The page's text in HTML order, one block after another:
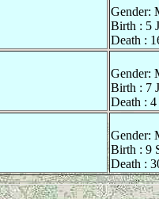
Gender:
Birth : 5
Death :
Gender:
Birth : 7
Death :
Gender:
Birth : 9
Death :